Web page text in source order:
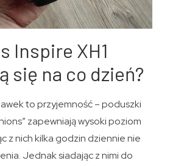
Inspire XH1
się na co dzień?
to przyjemność – poduszki
zapewniają wysoki poziom
z nich kilka godzin dziennie nie
Jednak siadając z nimi do